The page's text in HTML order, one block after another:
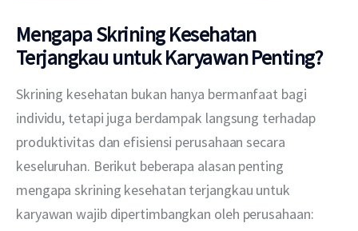
Mengapa Skrining Kesehatan
Terjangkau untuk Karyawan Penting?
Skrining kesehatan bukan hanya bermanfaat bagi
individu, tetapi juga berdampak langsung terhadap
produktivitas dan efisiensi perusahaan secara
keseluruhan. Berikut beberapa alasan penting
mengapa skrining kesehatan terjangkau untuk
karyawan wajib dipertimbangkan oleh perusahaan: